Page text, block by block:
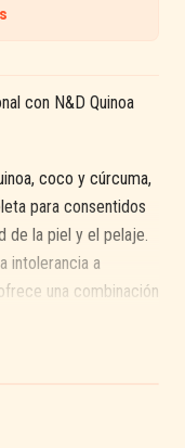
con N&D Quinoa
coco y cúrcuma,
para consentidos
de la piel y el pelaje.
intolerancia a
una combinación
de alta calidad que